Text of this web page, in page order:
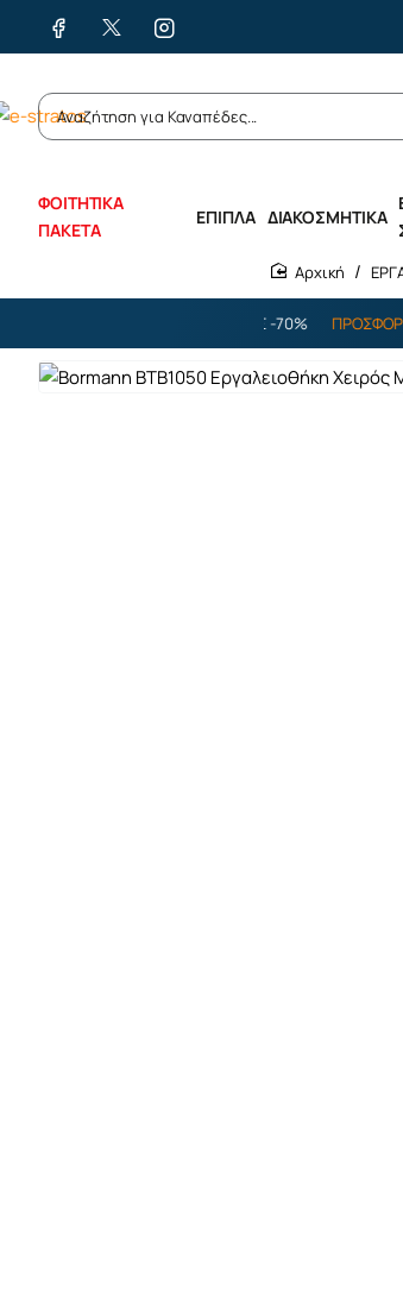
ΦΟΙΤΗΤΙΚΑ
ΠΑΚΕΤΑ
ΕΠΙΠΛΑ ΔΙΑΚΟΣΜΗΤΙΚΑ
home
ΠΡΟΣΦΟΡΕΣ